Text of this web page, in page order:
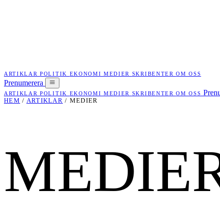
ARTIKLARPOLITIK EKONOMIMEDIER SKRIBENTEROM OSS
Prenumerera
ARTIKLARPOLITIK EKONOMIMEDIER SKRIBENTEROM OSS
HEM / ARTIKLAR / MEDIER